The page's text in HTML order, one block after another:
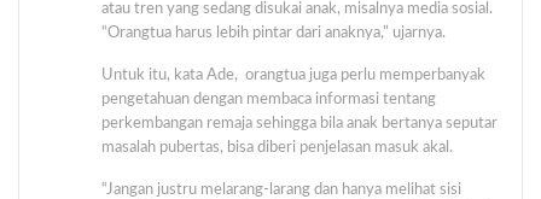
atau tren yang sedang disukai anak, misalnya media sosial.
“Orangtua harus lebih pintar dari anaknya,” ujarnya.
Untuk itu, kata Ade, orangtua juga perlu memperbanyak
pengetahuan dengan membaca informasi tentang
perkembangan remaja sehingga bila anak bertanya seputar
masalah pubertas, bisa diberi penjelasan masuk akal.
“Jangan justru melarang-larang dan hanya melihat sisi